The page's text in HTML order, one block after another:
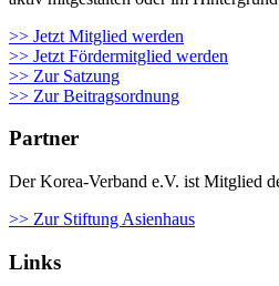
>> Jetzt Mitglied werden
>> Jetzt Fördermitglied werden
>> Zur Satzung
>> Zur Beitragsordnung
Partner
Der Korea-Verband e.V. ist Mitglied
>> Zur Stiftung Asienhaus
Links